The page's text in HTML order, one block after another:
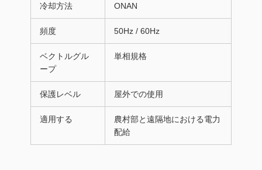
冷却方法 ONAN
頻度 50Hz / 60Hz
ベクトルグル
ープ
単相規格
保護レベル 屋外での使用
適用する
農村部と遠隔地における電力
配給